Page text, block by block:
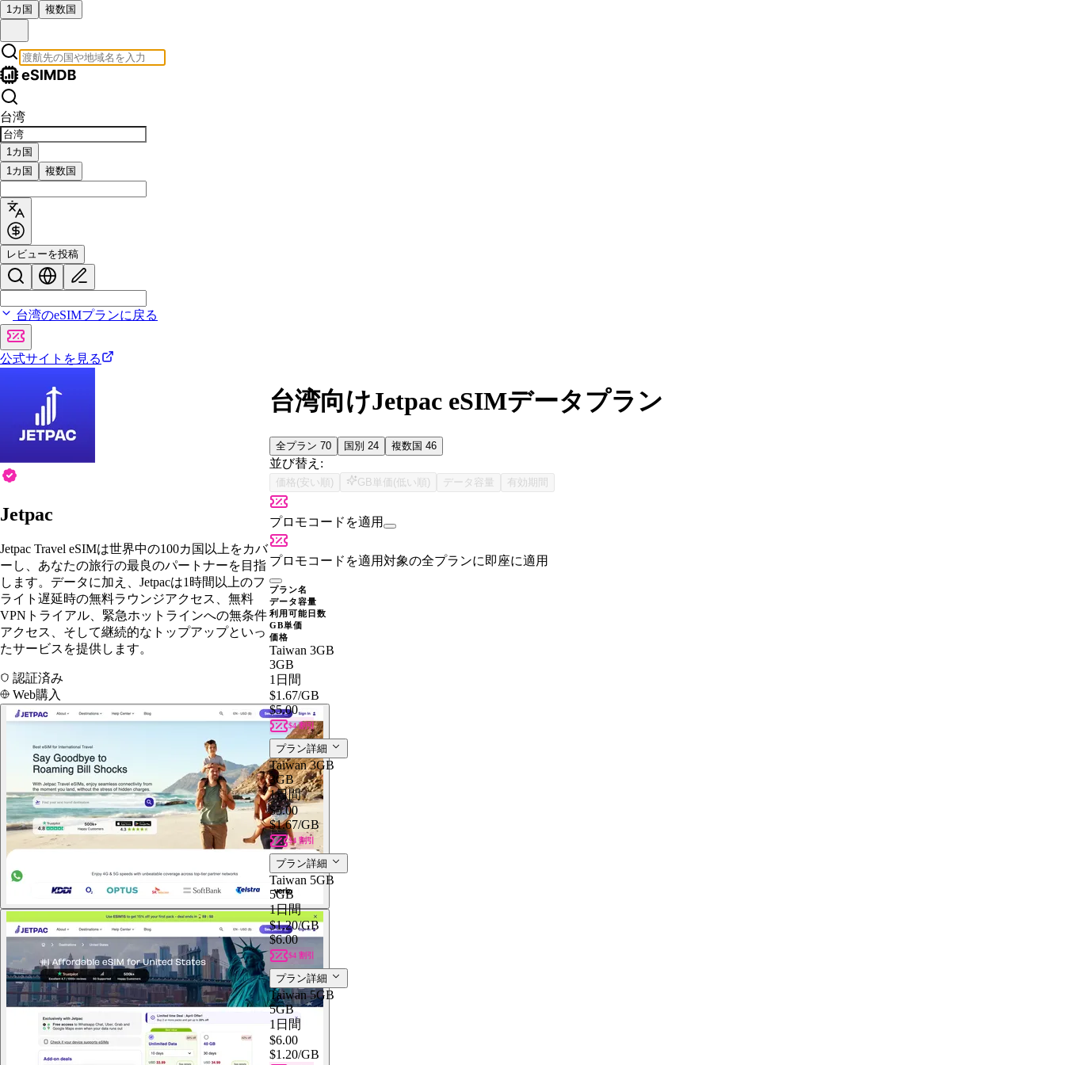
1カ国 複数国
台湾
1カ国
1カ国
複数国
レビューを投稿
台湾のeSIMプランに戻る
公式サイトを見る
Jetpac
Jetpac Travel eSIMは世界中の100カ国以上をカバ
ーし、あなたの旅行の最良のパートナーを目指
します。データに加え、Jetpacは1時間以上のフ
ライト遅延時の無料ラウンジアクセス、無料
VPNトライアル、緊急ホットラインへの無条件
アクセス、そして継続的なトップアップといっ
たサービスを提供します。
認証済み
Web購入
台湾向けJetpac eSIMデータプラン
全プラン 70 国別 24 複数国 46
並び替え:
価格(安い順) GB単価(低い順) データ容量 有効期間
プロモコードを適用
プロモコードを適用対象の全プランに即座に適用
プラン名
データ容量
利用可能日数
GB単価
価格
Taiwan 3GB
3GB
1日間
$1.67/GB
$5.00
$4 割引
プラン詳細
Taiwan 3GB
3GB
1日間
$5.00
$1.67/GB
$4 割引
プラン詳細
Taiwan 5GB
5GB
1日間
$1.20/GB
$6.00
$4 割引
プラン詳細
Taiwan 5GB
5GB
1日間
$6.00
$1.20/GB